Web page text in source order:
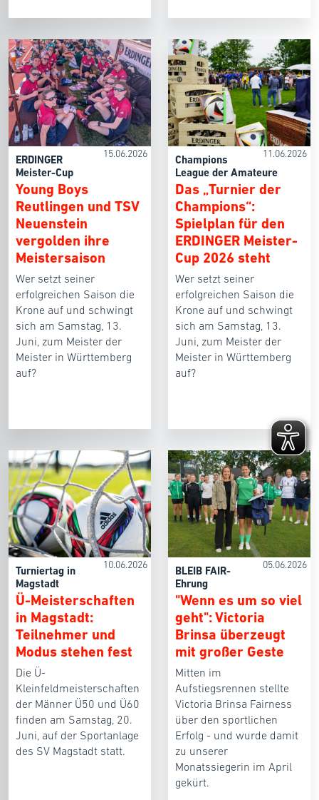
15.06.2026
ERDINGER
Meister-Cup
Young Boys
Reutlingen und TSV
Neuenstein
vergolden ihre
Meistersaison
Wer setzt seiner
erfolgreichen Saison die
Krone auf und schwingt
sich am Samstag, 13.
Juni, zum Meister der
Meister in Württemberg
auf?
11.06.2026
Champions
League der Amateure
Das „Turnier der
Champions“:
Spielplan für den
ERDINGER Meister-
Cup 2026 steht
Wer setzt seiner
erfolgreichen Saison die
Krone auf und schwingt
sich am Samstag, 13.
Juni, zum Meister der
Meister in Württemberg
auf?
10.06.2026
Turniertag in
Magstadt
Ü-Meisterschaften
in Magstadt:
Teilnehmer und
Modus stehen fest
Die Ü-
Kleinfeldmeisterschaften
der Männer Ü50 und Ü60
finden am Samstag, 20.
Juni, auf der Sportanlage
des SV Magstadt statt.
05.06.2026
BLEIB FAIR-
Ehrung
"Wenn es um so viel
geht": Victoria
Brinsa überzeugt
mit großer Geste
Mitten im
Aufstiegsrennen stellte
Victoria Brinsa Fairness
über den sportlichen
Erfolg - und wurde damit
zu unserer
Monatssiegerin im April
gekürt.